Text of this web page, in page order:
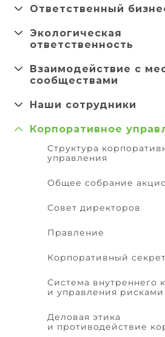
Ответственный
Экологическая
ответственность
Взаимодействие с
сообществами
Наши сотрудники
Корпоративное
Структура
управления
Общее собрание
Совет директоров
Правление
Корпоративный
Система внутреннего
и управления рисками
Деловая этика
и противодействие